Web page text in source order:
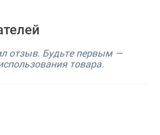
отзыв. Будьте первым —
товара.